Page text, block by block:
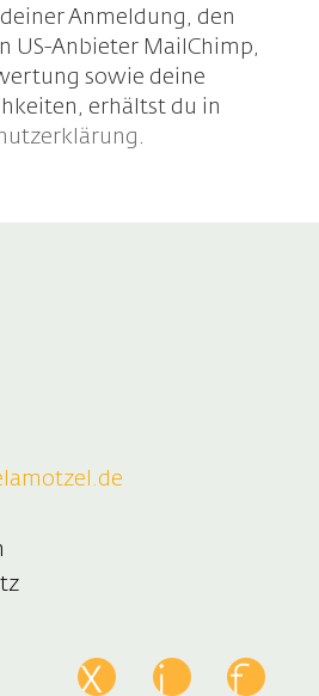
Anmeldung, den
US-Anbieter MailChimp,
sowie deine
erhältst du in
.